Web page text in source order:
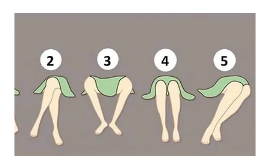
WAHANA
WAHANA
INFRASTRUKTUR
WAHANA
KONSUMEN
WAHANA